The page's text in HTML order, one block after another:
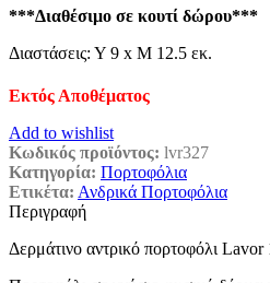
***Διαθέσιμο σε κουτί δώρου***
Διαστάσεις: Υ 9 x Μ 12.5 εκ.
Εκτός Αποθέματος
Add to wishlist
Κωδικός προϊόντος: lvr327
Κατηγορία: Πορτοφόλια
Ετικέτα: Ανδρικά Πορτοφόλια
Περιγραφή
Δερμάτινο αντρικό πορτοφόλι